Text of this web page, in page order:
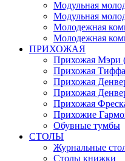
Модульная
Модульная
Молодежная
Молодежная
ПРИХОЖАЯ
Прихожая Мэри
Прихожая
Прихожая
Прихожая
Прихожая
Прихожие
Обувные тумбы
СТОЛЫ
Журнальные
Столы книжки